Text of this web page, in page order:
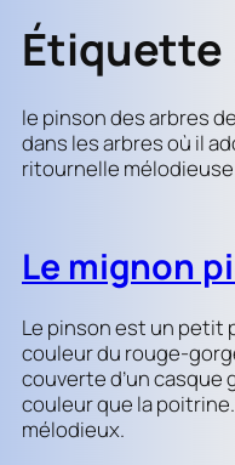
Étiquette
le pinson des arbres
dans les arbres où il
ritournelle mélodieuse
Le mignon
Le pinson est un petit
couleur du rouge-
couverte d’un casque
couleur que la
mélodieux.